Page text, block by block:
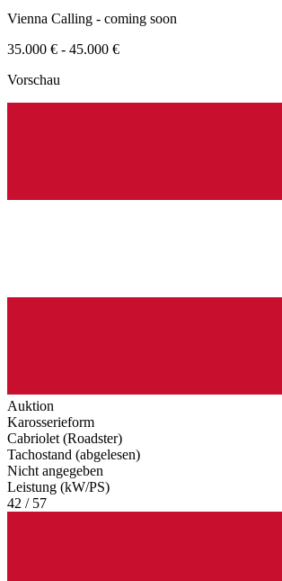
Vienna Calling - coming soon
35.000 € - 45.000 €
Vorschau
Auktion
Karosserieform
Cabriolet (Roadster)
Tachostand (abgelesen)
Nicht angegeben
Leistung (kW/PS)
42 / 57